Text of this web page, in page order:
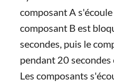
composant A
composant B est
secondes, puis le
pendant 20
Les composants